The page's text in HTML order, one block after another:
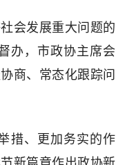
会发展重大问题的
办，市政协主席会
商、常态化跟踪问
措、更加务实的作